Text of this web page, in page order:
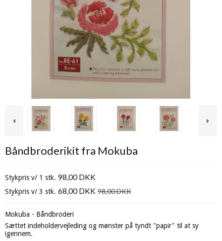
Båndbroderikit fra Mokuba
Stykpris v/ 1 stk. 98,00 DKK
Stykpris v/ 3 stk. 68,00 DKK 98,00 DKK
Mokuba - Båndbroderi
Sættet indeholdervejleding og mønster på tyndt "papir" til at sy
igennem.